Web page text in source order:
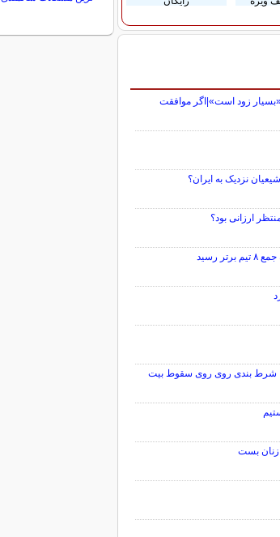
«بسیار زود است»|اگر موافقت
نزدیک به ایران؟
ارزانی بود؟
رسید
| شرط بندی روی روی سقوط بیت
زنان بست